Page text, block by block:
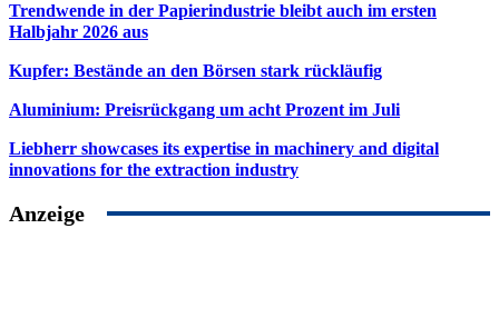
Trendwende in der Papierindustrie bleibt auch im ersten
Halbjahr 2026 aus
Kupfer: Bestände an den Börsen stark rückläufig
Aluminium: Preisrückgang um acht Prozent im Juli
Liebherr showcases its expertise in machinery and digital
innovations for the extraction industry
Anzeige